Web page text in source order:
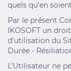
quels qu’en
Par le présent
IKOSOFT un
d’utilisation du
Durée -
L’Utilisateur ne